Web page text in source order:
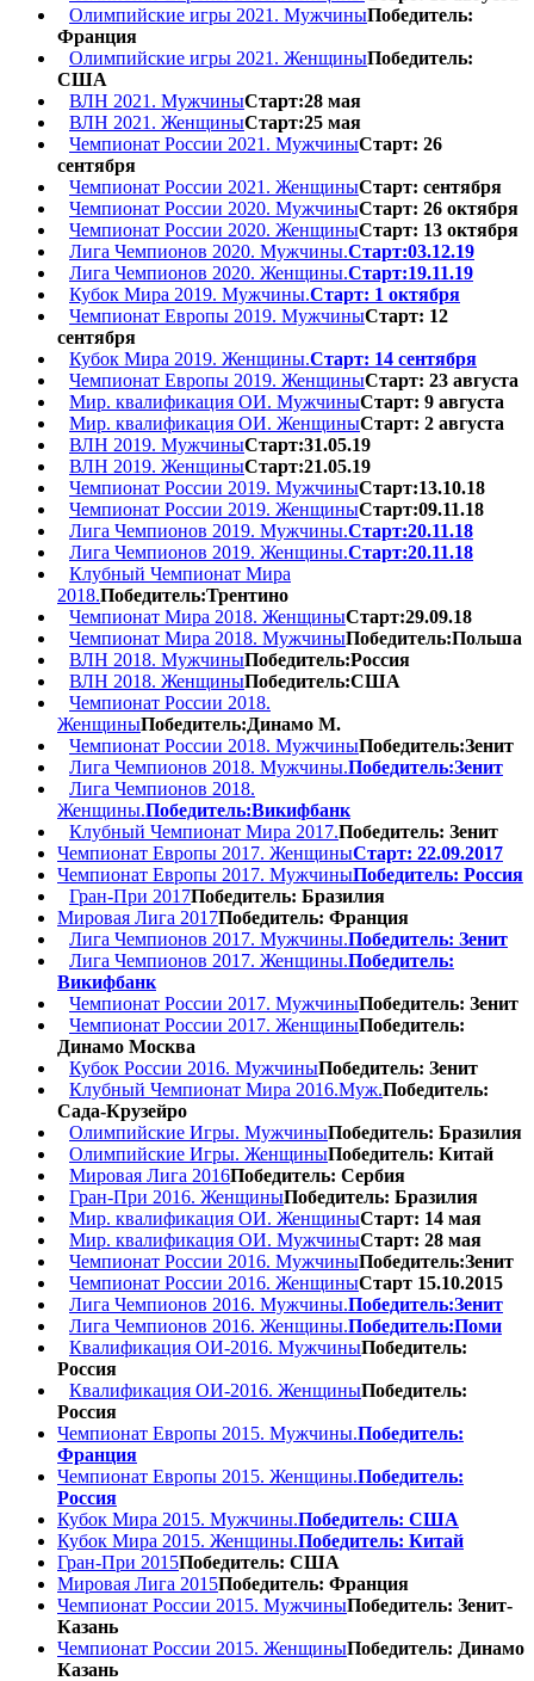
Олимпийские игры 2021. МужчиныПобедитель:
Франция
Олимпийские игры 2021. ЖенщиныПобедитель:
США
ВЛН 2021. МужчиныСтарт:28 мая
ВЛН 2021. ЖенщиныСтарт:25 мая
Чемпионат России 2021. МужчиныСтарт: 26
сентября
Чемпионат России 2021. ЖенщиныСтарт: сентября
Чемпионат России 2020. МужчиныСтарт: 26 октября
Чемпионат России 2020. ЖенщиныСтарт: 13 октября
Лига Чемпионов 2020. Мужчины.Старт:03.12.19
Лига Чемпионов 2020. Женщины.Старт:19.11.19
Кубок Мира 2019. Мужчины.Старт: 1 октября
Чемпионат Европы 2019. МужчиныСтарт: 12
сентября
Кубок Мира 2019. Женщины.Старт: 14 сентября
Чемпионат Европы 2019. ЖенщиныСтарт: 23 августа
Мир. квалификация ОИ. МужчиныСтарт: 9 августа
Мир. квалификация ОИ. ЖенщиныСтарт: 2 августа
ВЛН 2019. МужчиныСтарт:31.05.19
ВЛН 2019. ЖенщиныСтарт:21.05.19
Чемпионат России 2019. МужчиныСтарт:13.10.18
Чемпионат России 2019. ЖенщиныСтарт:09.11.18
Лига Чемпионов 2019. Мужчины.Старт:20.11.18
Лига Чемпионов 2019. Женщины.Старт:20.11.18
Клубный Чемпионат Мира
2018.Победитель:Трентино
Чемпионат Мира 2018. ЖенщиныСтарт:29.09.18
Чемпионат Мира 2018. МужчиныПобедитель:Польша
ВЛН 2018. МужчиныПобедитель:Россия
ВЛН 2018. ЖенщиныПобедитель:США
Чемпионат России 2018.
ЖенщиныПобедитель:Динамо М.
Чемпионат России 2018. МужчиныПобедитель:Зенит
Лига Чемпионов 2018. Мужчины.Победитель:Зенит
Лига Чемпионов 2018.
Женщины.Победитель:Викифбанк
Клубный Чемпионат Мира 2017.Победитель: Зенит
Чемпионат Европы 2017. ЖенщиныСтарт: 22.09.2017
Чемпионат Европы 2017. МужчиныПобедитель: Россия
Гран-При 2017Победитель: Бразилия
Мировая Лига 2017Победитель: Франция
Лига Чемпионов 2017. Мужчины.Победитель: Зенит
Лига Чемпионов 2017. Женщины.Победитель:
Викифбанк
Чемпионат России 2017. МужчиныПобедитель: Зенит
Чемпионат России 2017. ЖенщиныПобедитель:
Динамо Москва
Кубок России 2016. МужчиныПобедитель: Зенит
Клубный Чемпионат Мира 2016.Муж.Победитель:
Сада-Крузейро
Олимпийские Игры. МужчиныПобедитель: Бразилия
Олимпийские Игры. ЖенщиныПобедитель: Китай
Мировая Лига 2016Победитель: Сербия
Гран-При 2016. ЖенщиныПобедитель: Бразилия
Мир. квалификация ОИ. ЖенщиныСтарт: 14 мая
Мир. квалификация ОИ. МужчиныСтарт: 28 мая
Чемпионат России 2016. МужчиныПобедитель:Зенит
Чемпионат России 2016. ЖенщиныСтарт 15.10.2015
Лига Чемпионов 2016. Мужчины.Победитель:Зенит
Лига Чемпионов 2016. Женщины.Победитель:Поми
Квалификация ОИ-2016. МужчиныПобедитель:
Россия
Квалификация ОИ-2016. ЖенщиныПобедитель:
Россия
Чемпионат Европы 2015. Мужчины.Победитель:
Франция
Чемпионат Европы 2015. Женщины.Победитель:
Россия
Кубок Мира 2015. Мужчины.Победитель: США
Кубок Мира 2015. Женщины.Победитель: Китай
Гран-При 2015Победитель: США
Мировая Лига 2015Победитель: Франция
Чемпионат России 2015. МужчиныПобедитель: Зенит-
Казань
Чемпионат России 2015. ЖенщиныПобедитель: Динамо
Казань